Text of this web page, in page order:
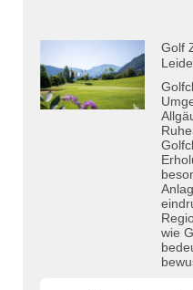
Golf
wie